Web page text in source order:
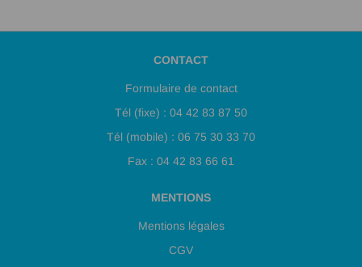
CONTACT
Formulaire de contact
Tél (fixe) : 04 42 83 87 50
Tél (mobile) : 06 75 30 33 70
Fax : 04 42 83 66 61
MENTIONS
Mentions légales
CGV